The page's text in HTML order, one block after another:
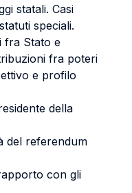
statali. Casi
speciali.
fra Stato e
fra poteri
e profilo
della
del referendum
con gli